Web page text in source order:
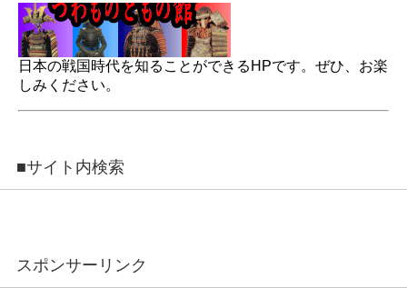
日本の戦国時代を知ることができるHPです。ぜひ、お楽
しみください。
■サイト内検索
スポンサーリンク